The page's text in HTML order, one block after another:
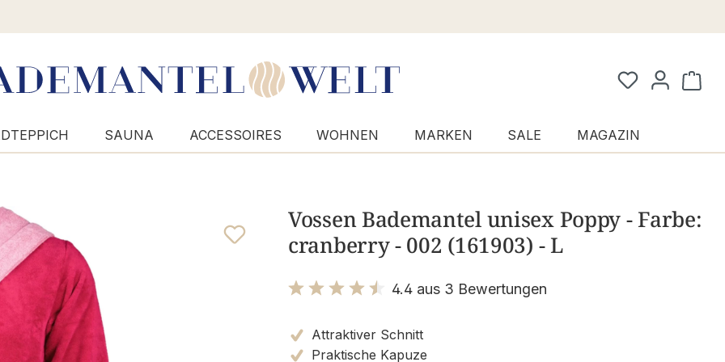
SAUNA ACCESSOIRES WOHNEN MARKEN SALE MAGAZIN
Vossen Bademantel unisex Poppy - Farbe:
cranberry - 002 (161903) - L
4.4 aus 3 Bewertungen
Attraktiver Schnitt
Praktische Kapuze